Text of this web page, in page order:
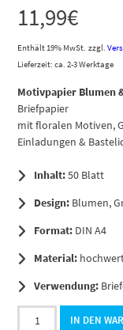
11,99€
Enthält 19% MwSt. zzgl.
Lieferzeit: ca. 2-3 Werktage
Motivpapier Blumen
Briefpapier
mit floralen Motiven,
Einladungen &
Inhalt:50 Blatt
Design: Blumen,
Format: DIN A4
Material:
Verwendung:
50
IN DEN